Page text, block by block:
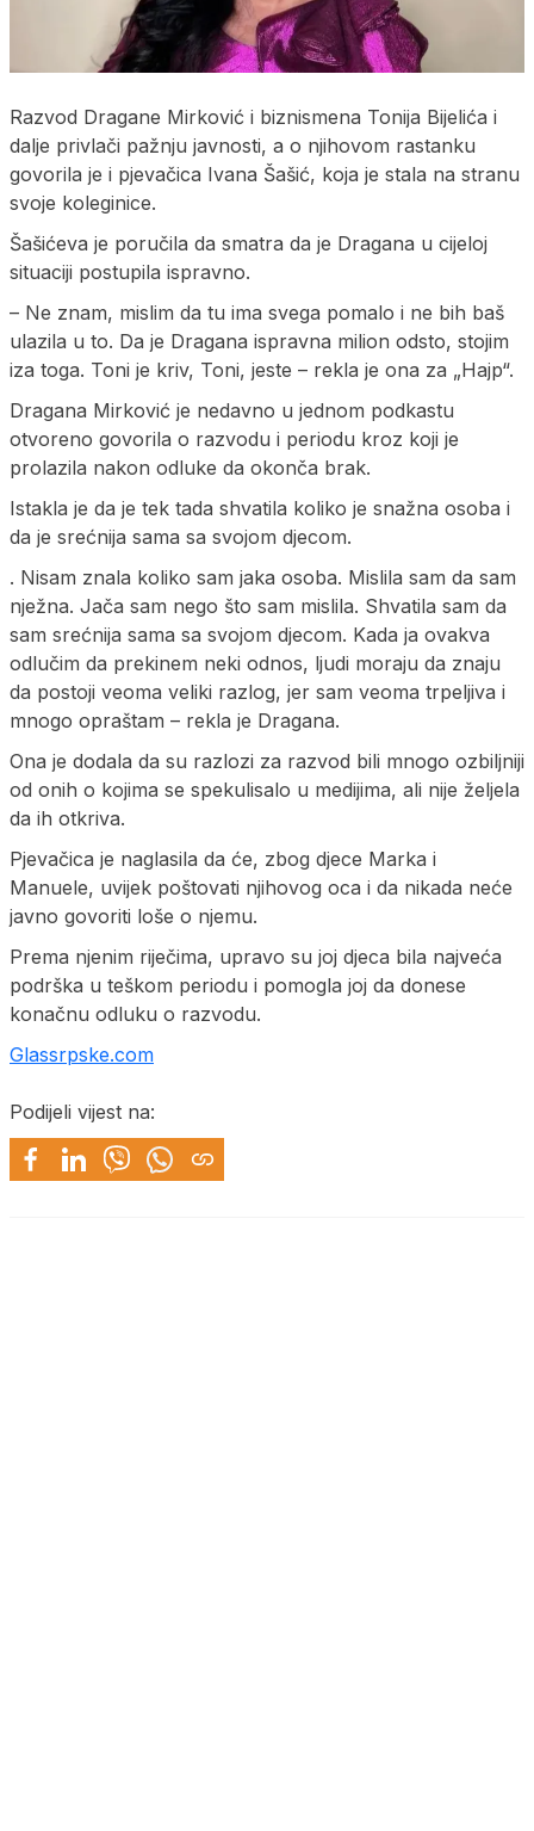
Razvod Dragane Mirković i biznismena Tonija Bijelića i
dalje privlači pažnju javnosti, a o njihovom rastanku
govorila je i pjevačica Ivana Šašić, koja je stala na stranu
svoje koleginice.
Šašićeva je poručila da smatra da je Dragana u cijeloj
situaciji postupila ispravno.
– Ne znam, mislim da tu ima svega pomalo i ne bih baš
ulazila u to. Da je Dragana ispravna milion odsto, stojim
iza toga. Toni je kriv, Toni, jeste – rekla je ona za „Hajp“.
Dragana Mirković je nedavno u jednom podkastu
otvoreno govorila o razvodu i periodu kroz koji je
prolazila nakon odluke da okonča brak.
Istakla je da je tek tada shvatila koliko je snažna osoba i
da je srećnija sama sa svojom djecom.
. Nisam znala koliko sam jaka osoba. Mislila sam da sam
nježna. Jača sam nego što sam mislila. Shvatila sam da
sam srećnija sama sa svojom djecom. Kada ja ovakva
odlučim da prekinem neki odnos, ljudi moraju da znaju
da postoji veoma veliki razlog, jer sam veoma trpeljiva i
mnogo opraštam – rekla je Dragana.
Ona je dodala da su razlozi za razvod bili mnogo ozbiljniji
od onih o kojima se spekulisalo u medijima, ali nije željela
da ih otkriva.
Pjevačica je naglasila da će, zbog djece Marka i
Manuele, uvijek poštovati njihovog oca i da nikada neće
javno govoriti loše o njemu.
Prema njenim riječima, upravo su joj djeca bila najveća
podrška u teškom periodu i pomogla joj da donese
konačnu odluku o razvodu.
Glassrpske.com
Podijeli vijest na: